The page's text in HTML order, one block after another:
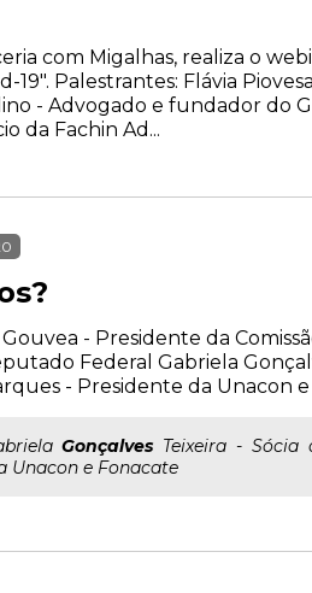
com Migalhas, realiza o
Palestrantes: Flávia
- Advogado e fundador do
da Fachin Ad...
- Presidente da
Federal Gabriela
- Presidente da Unacon
Gonçalves Teixeira - Sócia
Unacon e Fonacate